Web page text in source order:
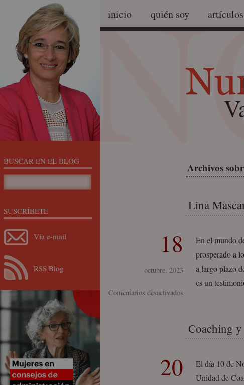
inicio quién soy artículos
Archivos
Lina
18
octubre, 2023
Comentarios desactivados
un
legado
éxito
En el mundo
prosperado a
a largo plazo
es un
Coaching
20
El día 10 de
Unidad de
BUSCAR EN EL BLOG
SUSCRÍBETE
Vía e-mail
RSS Blog